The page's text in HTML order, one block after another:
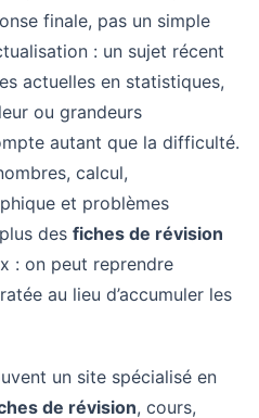
finale, pas un simple
: un sujet récent
actuelles en statistiques,
ou grandeurs
autant que la difficulté.
calcul,
et problèmes
des fiches de révision
: on peut reprendre
au lieu d’accumuler les
un site spécialisé en
de révision, cours,